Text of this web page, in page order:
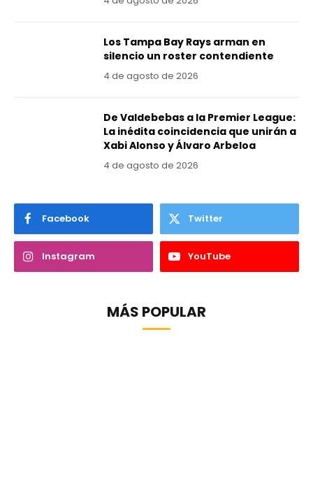
Los Tampa Bay Rays arman en
silencio un roster contendiente
4 de agosto de 2026
De Valdebebas a la Premier League:
La inédita coincidencia que unirán a
Xabi Alonso y Álvaro Arbeloa
4 de agosto de 2026
Facebook Twitter
Instagram YouTube
MÁS POPULAR